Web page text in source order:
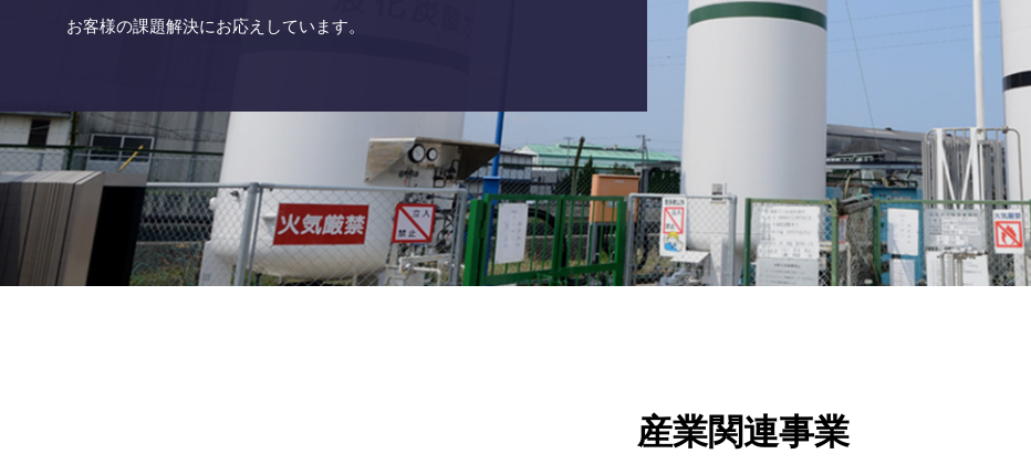
お客様の課題解決にお応えしています。
産業関連事業